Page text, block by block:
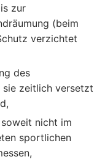
zur
(beim
verzichtet
des
sie zeitlich versetzt
nicht im
sportlichen